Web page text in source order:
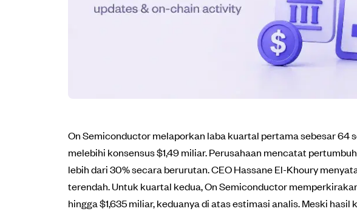
On Semiconductor melaporkan laba kuartal pertama sebesar 64
melebihi konsensus $1,49 miliar. Perusahaan mencatat
lebih dari 30% secara berurutan. CEO Hassane El-Khoury
terendah. Untuk kuartal kedua, On Semiconductor
hingga $1,635 miliar, keduanya di atas estimasi analis. Meski